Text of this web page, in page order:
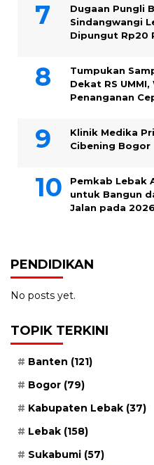
Dugaan Pungli
Sindangwangi
Dipungut Rp20
Tumpukan
Dekat RS
Penanganan
Klinik Medika
Cibening Bogor
Pemkab Lebak
untuk Bangun
Jalan pada 2026
PENDIDIKAN
No posts yet.
TOPIK TERKINI
Banten (121)
Bogor (79)
Kabupaten Lebak (37)
Lebak (158)
Sukabumi (57)